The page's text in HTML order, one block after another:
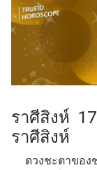
ราศีสิงห์
ราศีสิงห์
ดวงชะตาของช